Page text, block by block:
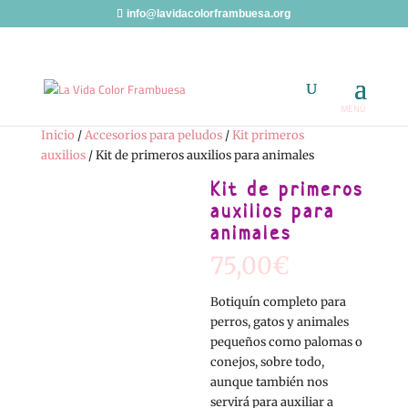
info@lavidacolorframbuesa.org
Inicio /Accesorios para peludos/Kit primeros
auxilios/ Kit de primeros auxilios para animales
Kit de primeros
auxilios para
animales
75,00€
Botiquín completo para
perros, gatos y animales
pequeños como palomas o
conejos, sobre todo,
aunque también nos
servirá para auxiliar a